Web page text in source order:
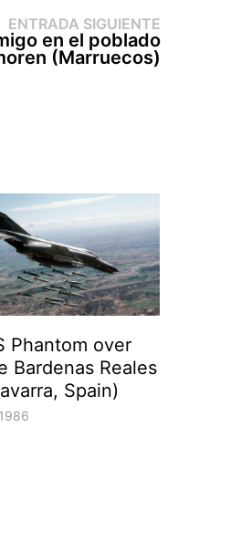
ENTRADA SIGUIENTEEntrada
siguiente:
en el poblado
(Marruecos)
Phantom over
Bardenas Reales
Spain)
1986